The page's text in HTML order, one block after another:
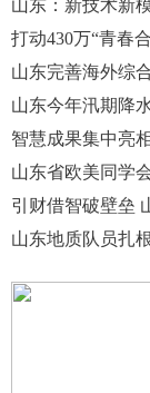
山东：新技术新
打动430万“青春
山东完善海外综
山东今年汛期降
智慧成果集中亮
山东省欧美同学
引财借智破壁垒
山东地质队员扎